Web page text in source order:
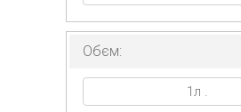
Обєм:
1л .